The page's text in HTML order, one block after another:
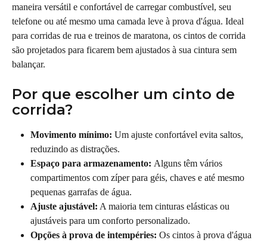
maneira versátil e confortável de carregar combustível, seu
telefone ou até mesmo uma camada leve à prova d'água. Ideal
para corridas de rua e treinos de maratona, os cintos de corrida
são projetados para ficarem bem ajustados à sua cintura sem
balançar.
Por que escolher um cinto de
corrida?
Movimento mínimo: Um ajuste confortável evita saltos,
reduzindo as distrações.
Espaço para armazenamento: Alguns têm vários
compartimentos com zíper para géis, chaves e até mesmo
pequenas garrafas de água.
Ajuste ajustável: A maioria tem cinturas elásticas ou
ajustáveis para um conforto personalizado.
Opções à prova de intempéries: Os cintos à prova d'água